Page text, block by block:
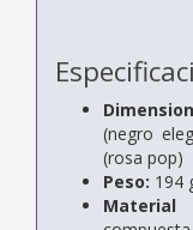
(negro
(rosa pop)
Peso: 194